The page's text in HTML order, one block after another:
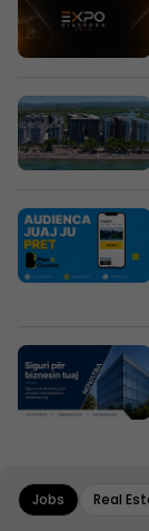
Jobs Real